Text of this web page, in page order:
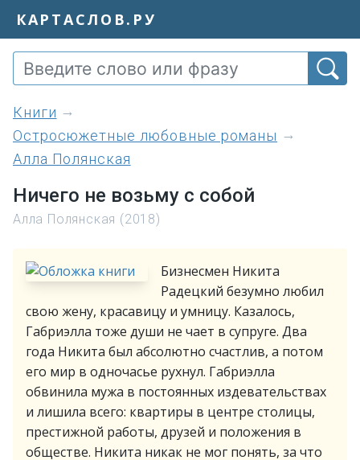
КАРТАСЛОВ.РУ
книги
Остросюжетные любовные романы
Алла Полянская
Ничего не возьму с собой
Алла Полянская (2018)
Бизнесмен Никита
Радецкий безумно любил
свою жену, красавицу и умницу. Казалось,
Габриэлла тоже души не чает в супруге. Два
года Никита был абсолютно счастлив, а потом
его мир в одночасье рухнул. Габриэлла
обвинила мужа в постоянных издевательствах
и лишила всего: квартиры в центре столицы,
престижной работы, друзей и положения в
обществе. Никита никак не мог понять, за что